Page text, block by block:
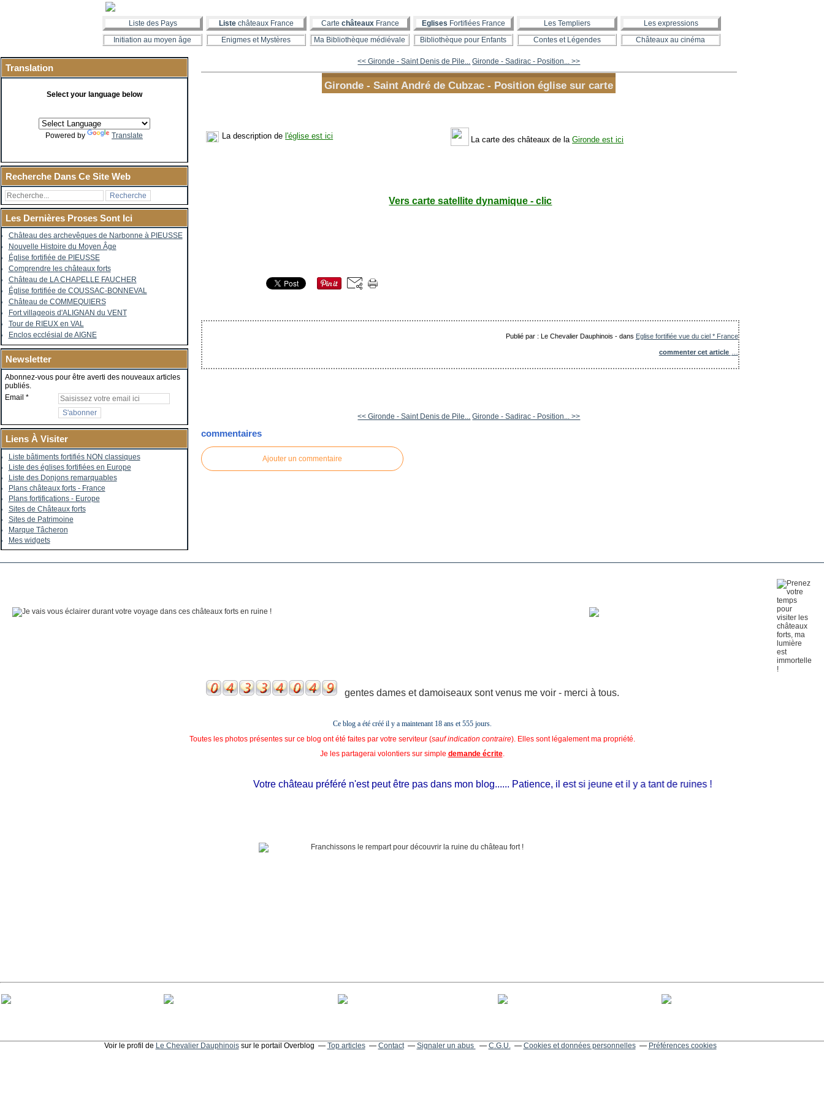
Liste des Pays Liste châteaux France Carte châteauxFrance Eglises Fortifiées France Les Templiers
Les expressions
Initiation au moyen âge
Enigmes et Mystères Ma Bibliothèque médiévale Bibliothèque pour Enfants Contes et Légendes Châteaux au cinéma
Translation
Select your language below
Powered by Translate
Recherche Dans Ce Site Web
Les Dernières Proses Sont Ici
Château des archevêques de Narbonne à PIEUSSE
Nouvelle Histoire du Moyen Âge
Église fortifiée de PIEUSSE
Comprendre les châteaux forts
Château de LA CHAPELLE FAUCHER
Église fortifiée de COUSSAC-BONNEVAL
Château de COMMEQUIERS
Fort villageois d'ALIGNAN du VENT
Tour de RIEUX en VAL
Enclos ecclésial de AIGNE
Newsletter
Abonnez-vous pour être averti des nouveaux articles
publiés.
Email
Liens À Visiter
Liste bâtiments fortifiés NON classiques
Liste des églises fortifiées en Europe
Liste des Donjons remarquables
Plans châteaux forts - France
Plans fortifications - Europe
Sites de Châteaux forts
Sites de Patrimoine
Marque Tâcheron
Mes widgets
<< Gironde - Saint Denis de Pile... Gironde - Sadirac - Position... >>
Gironde - Saint André de Cubzac - Position église sur carte
La description de l'église est ici La carte des châteaux de laGironde est ici
Vers carte satellite dynamique - clic
Publié par : Le Chevalier Dauphinois -dans Eglise fortifiée vue du ciel * France
commenter cet article
<< Gironde - Saint Denis de Pile... Gironde - Sadirac - Position... >>
commentaires
Ajouter un commentaire
gentes dames et damoiseaux sont venus me voir - merci à tous.
Ce blog a été créé il y a maintenant 18 ans et555 jours.
Toutes les photos présentes sur ce blog ont été faites par votre serviteur (sauf indication contraire). Elles sont légalement ma propriété.
Je les partagerai volontiers sur simple demande écrite.
Votre château préféré n'est peut être pas dans mon blog...... Patience, il est si jeune et il y a tant de ruines !
Voir le profil de Le Chevalier Dauphinoissur le portail Overblog Top articles Contact Signaler un abus C.G.U. Cookies et données personnelles Préférences cookies